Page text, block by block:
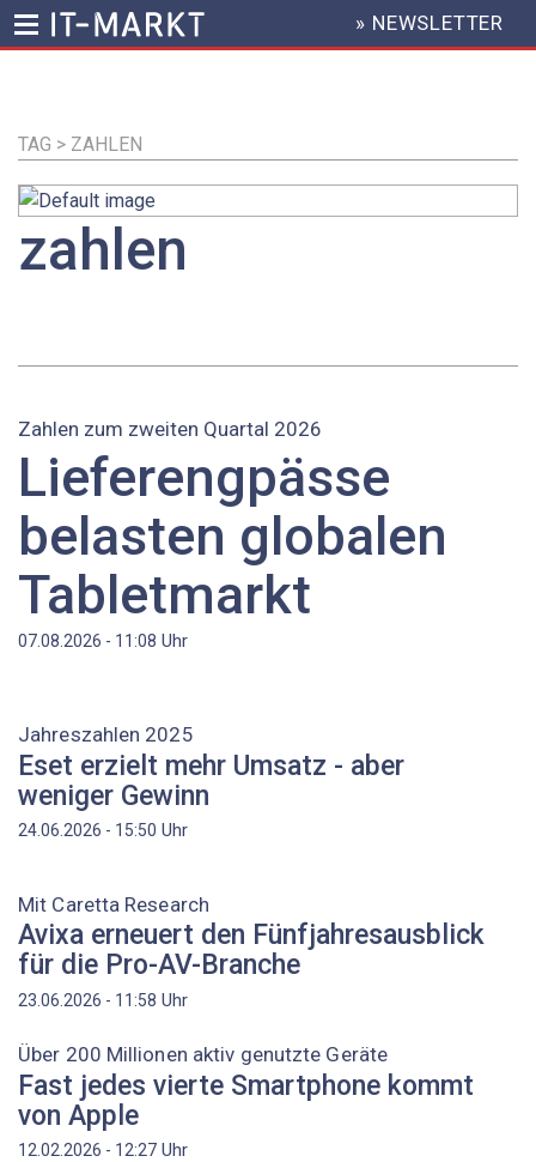
Inhalt
HEADER
MENU
» NEWSLETTER
TAG > ZAHLEN
zahlen
Zahlen zum zweiten Quartal 2026
Lieferengpässe
belasten globalen
Tabletmarkt
07.08.2026 - 11:08 Uhr
Jahreszahlen 2025
Eset erzielt mehr Umsatz - aber
weniger Gewinn
24.06.2026 - 15:50 Uhr
Mit Caretta Research
Avixa erneuert den Fünfjahresausblick
für die Pro-AV-Branche
23.06.2026 - 11:58 Uhr
Über 200 Millionen aktiv genutzte Geräte
Fast jedes vierte Smartphone kommt
von Apple
12.02.2026 - 12:27 Uhr